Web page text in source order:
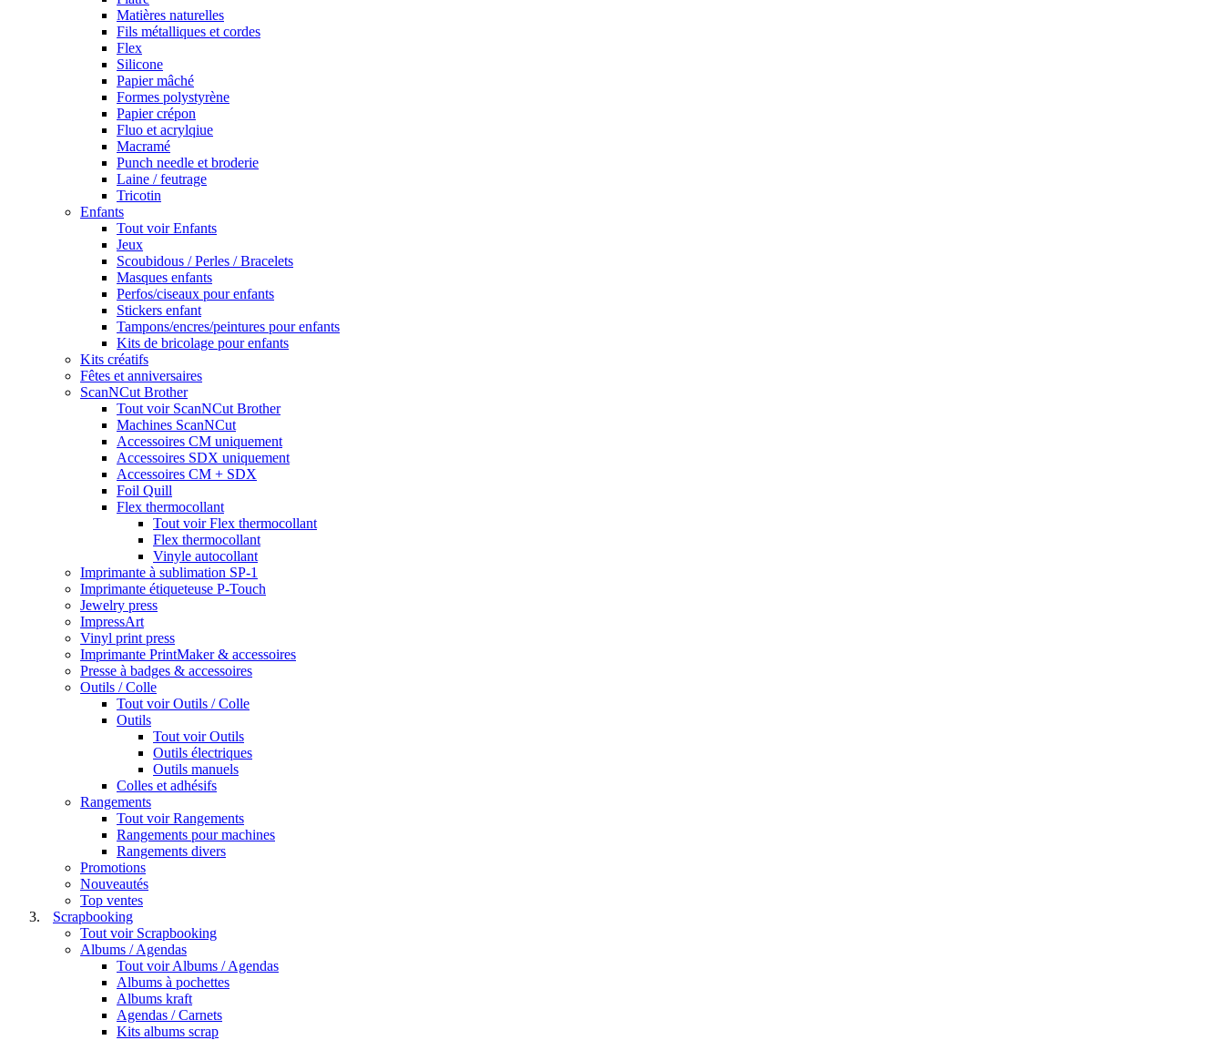
Matières naturelles
Fils métalliques et cordes
Flex
Silicone
Papier mâché
Formes polystyrène
Papier crépon
Fluo et acrylqiue
Macramé
Punch needle et broderie
Laine / feutrage
Tricotin
Enfants
Tout voir Enfants
Jeux
Scoubidous / Perles / Bracelets
Masques enfants
Perfos/ciseaux pour enfants
Stickers enfant
Tampons/encres/peintures pour enfants
Kits de bricolage pour enfants
Kits créatifs
Fêtes et anniversaires
ScanNCut Brother
Tout voir ScanNCut Brother
Machines ScanNCut
Accessoires CM uniquement
Accessoires SDX uniquement
Accessoires CM + SDX
Foil Quill
Flex thermocollant
Tout voir Flex thermocollant
Flex thermocollant
Vinyle autocollant
Imprimante à sublimation SP-1
Imprimante étiqueteuse P-Touch
Jewelry press
ImpressArt
Vinyl print press
Imprimante PrintMaker & accessoires
Presse à badges & accessoires
Outils / Colle
Tout voir Outils / Colle
Outils
Tout voir Outils
Outils électriques
Outils manuels
Colles et adhésifs
Rangements
Tout voir Rangements
Rangements pour machines
Rangements divers
Promotions
Nouveautés
Top ventes
Scrapbooking
Tout voir Scrapbooking
Albums / Agendas
Tout voir Albums / Agendas
Albums à pochettes
Albums kraft
Agendas / Carnets
Kits albums scrap